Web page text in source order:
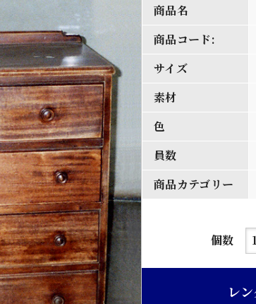
商品名
商品コード:
サイズ
素材
色
員数
商品カテゴリー
個数
茶
レ